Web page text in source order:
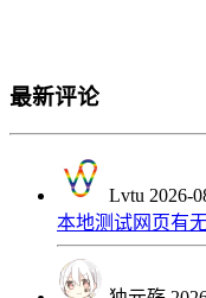
最新评论
Lvtu 2026-
本地测试网页有